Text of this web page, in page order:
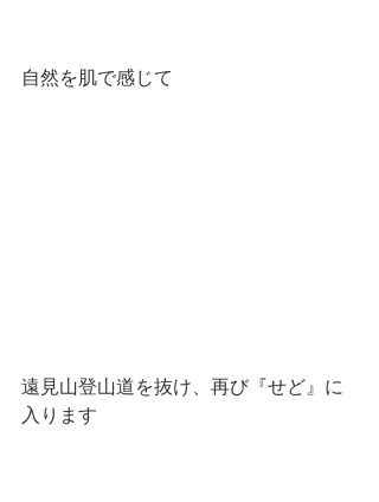
自然を肌で感じて
遠見山登山道を抜け、再び『せど』に
入ります